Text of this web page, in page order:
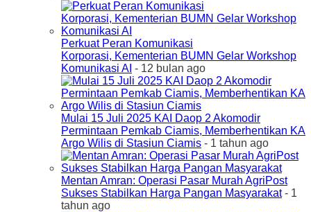
Perkuat Peran Komunikasi
Korporasi, Kementerian BUMN Gelar Workshop
Komunikasi AI - 12 bulan ago
Mulai 15 Juli 2025 KAI Daop 2 Akomodir
Permintaan Pemkab Ciamis, Memberhentikan KA
Argo Wilis di Stasiun Ciamis - 1 tahun ago
Mentan Amran: Operasi Pasar Murah AgriPost
Sukses Stabilkan Harga Pangan Masyarakat- 1
tahun ago